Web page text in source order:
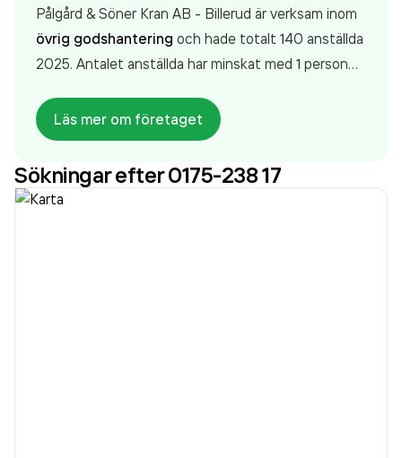
Pålgård & Söner Kran AB - Billerud är verksam inom
övrig godshantering och hade totalt 140 anställda
2025. Antalet anställda har minskat med 1 person
företaget. Bolaget är ett aktiebolag som varit aktivt
sedan 1972. Pålgård & Söner Kran AB - Billerud
omsatte 277 757 000,00 kr senaste
räkenskapsåret (2025).
Läs mer om företaget
Sökningar efter 0175-238 17